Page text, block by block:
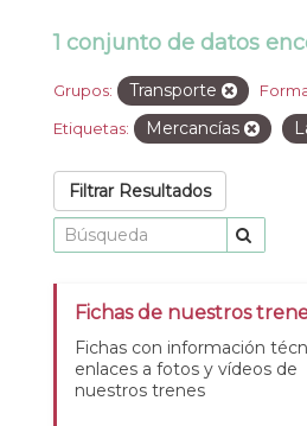
1 conjunto de datos
Grupos: Transporte
Etiquetas: Mercancías
Filtrar Resultados
Fichas de nuestros
Fichas con información
enlaces a fotos y vídeos de
nuestros trenes